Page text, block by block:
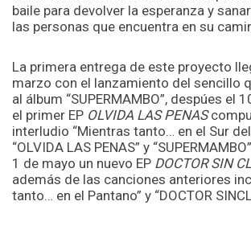
baile para devolver la esperanza y
las personas que encuentra en su
La primera entrega de este proyecto
marzo con el lanzamiento del sencillo
al álbum “SUPERMAMBO”, despúes el
el primer EP OLVIDA LAS PENAS
interludio “Mientras tanto… en el Sur del
“OLVIDA LAS PENAS” y
1 de mayo un nuevo EP DOCTOR SIN
además de las canciones anteriores
tanto… en el Pantano” y “DOCTOR